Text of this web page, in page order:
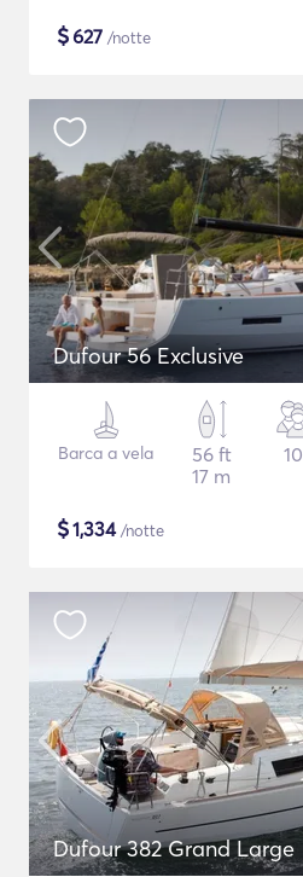
$627 /notte
Dufour 56 Exclusive
Barca a vela
56 ft
17 m
10
$1,334/notte
Dufour 382 Grand Large